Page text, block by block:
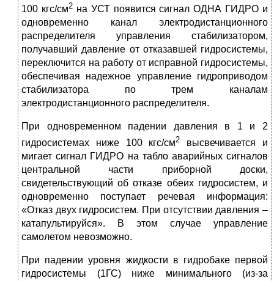
100 кгс/см2на УСТ появится сигнал ОДНА ГИДРО и
одновременно канал электродистанционного
распределителя управления стабилизатором,
получавший давление от отказавшей гидросистемы,
переключится на работу от исправной гидросистемы,
обеспечивая надежное управление гидроприводом
стабилизатора по трем каналам
электродистанционного распределителя.
При одновременном падении давления в 1 и 2
гидросистемах ниже 100 кгс/см2 высвечивается и
мигает сигнал ГИДРО на табло аварийных сигналов
центральной части приборной доски,
свидетельствующий об отказе обеих гидросистем, и
одновременно поступает речевая информация:
«Отказ двух гидросистем. При отсутствии давления –
катапультируйся». В этом случае управление
самолетом невозможно.
При падении уровня жидкости в гидробаке первой
гидросистемы (1ГС) ниже минимального (из-за